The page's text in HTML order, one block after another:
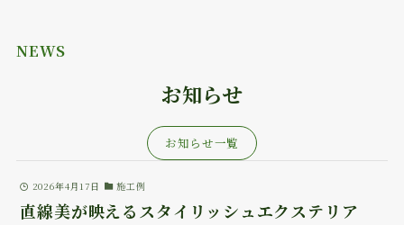
NEWS
お知らせ
お知らせ一覧
2026年4月17日 施工例
直線美が映えるスタイリッシュエクステリア